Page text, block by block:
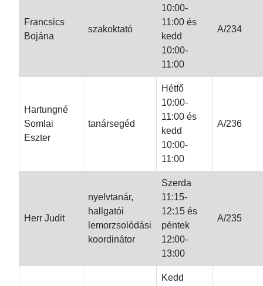
Francsics
Bojána
szakoktató
10:00-
11:00 és
kedd
10:00-
11:00
A/234
Hartungné
Somlai
Eszter
tanársegéd
Hétfő
10:00-
11:00 és
kedd
10:00-
11:00
A/236
Herr Judit
nyelvtanár,
hallgatói
lemorzsolódási
koordinátor
Szerda
11:15-
12:15 és
péntek
12:00-
13:00
A/235
Kedd